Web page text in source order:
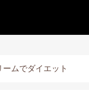
ムでダイエット